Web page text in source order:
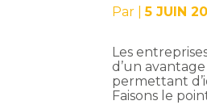
Par |5 JUIN
Les
d’un
permettant
Faisons le